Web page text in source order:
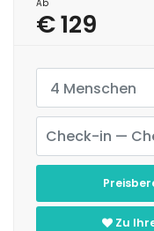
Ab
€ 129
4 Menschen
Zu